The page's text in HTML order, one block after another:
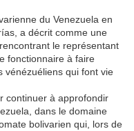
du Venezuela en
a décrit comme une
le représentant
fonctionnaire à faire
vénézuéliens qui font vie
continuer à approfondir
dans le domaine
bolivarien qui, lors de